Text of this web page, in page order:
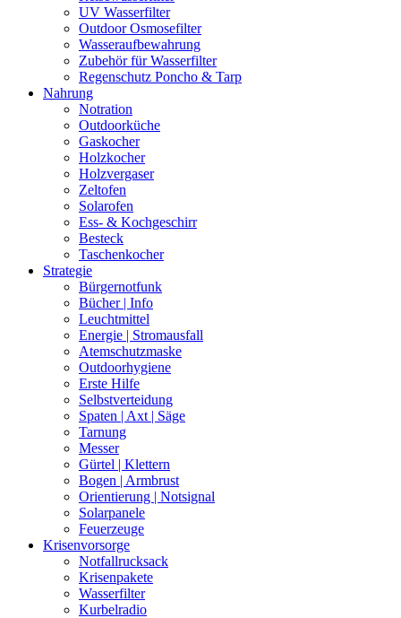
UV Wasserfilter
Outdoor Osmosefilter
Wasseraufbewahrung
Zubehör für Wasserfilter
Regenschutz Poncho & Tarp
Nahrung
Notration
Outdoorküche
Gaskocher
Holzkocher
Holzvergaser
Zeltofen
Solarofen
Ess- & Kochgeschirr
Besteck
Taschenkocher
Strategie
Bürgernotfunk
Bücher | Info
Leuchtmittel
Energie | Stromausfall
Atemschutzmaske
Outdoorhygiene
Erste Hilfe
Selbstverteidung
Spaten | Axt | Säge
Tarnung
Messer
Gürtel | Klettern
Bogen | Armbrust
Orientierung | Notsignal
Solarpanele
Feuerzeuge
Krisenvorsorge
Notfallrucksack
Krisenpakete
Wasserfilter
Kurbelradio